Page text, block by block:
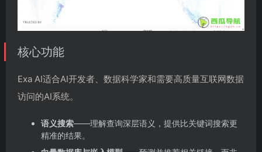
核心功能
Exa AI适合AI开发者、数据科学家和需要高质量互联网数据
访问的AI系统。
语义搜索——理解查询深层语义，提供比关键词搜索更
精准的结果。